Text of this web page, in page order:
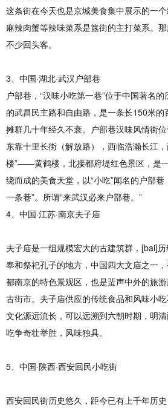
这条街在今天也是京城美食集中展示的一个
麻辣肉蟹等辣味菜系是簋街的主打菜系。
不少回头客。
3、中国·湖北·武汉户部巷
户部巷，“汉味小吃第一巷”位于中国著名
的武昌民主路和自由路，是一条长150米
摊群几十年经久不衰。户部巷汉味风情街
东靠十里长街（解放路），西临浩瀚长江
楼”——黄鹤楼，北接都府堤红色景区，是
绕而成的美食天堂，以“小吃”闻名的户部
一条巷”。所谓“来武汉必来户部巷。”
4、中国·江苏·南京夫子庙
夫子庙是一组规模宏大的古建筑群，[bai]
奉和祭祀孔子的地方，中国四大文庙之一
都南京的特色景观区，也是蜚声中外的旅
古街市。夫子庙供应的传统食品和风味小
文化源远流长，可以远溯到六朝时期，明
吃争奇壮举胜，风味独具。
5、中国·陕西·西安回民小吃街
西安回民街历史悠久，距今已有上千年历